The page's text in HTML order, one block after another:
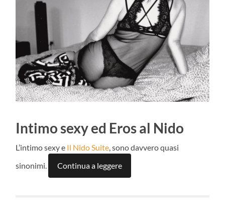
Intimo sexy ed Eros al Nido
L’intimo sexy e Il Nido Suite, sono davvero quasi
sinonimi.
Continua a leggere